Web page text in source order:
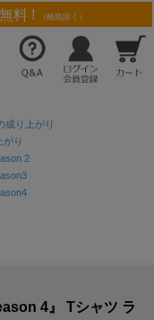
料 ! （離島除く）
成り上がり
がり
2
4』 Tシャツ ラ